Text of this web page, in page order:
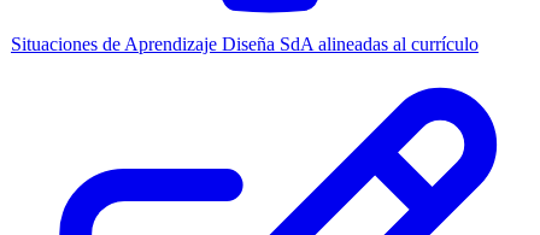
Situaciones de Aprendizaje Diseña SdA alineadas al currículo